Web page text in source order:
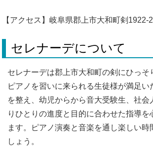
【アクセス】岐阜県郡上市大和町剣1922-2
セレナーデについて
セレナーデは郡上市大和町の剣にひっそ
ピアノを習いに来られる生徒様が満足い
を整え、幼児からから音大受験生、社会
りひとりの進度と目的に合わせた指導を
ます。ピアノ演奏と音楽を通し楽しい時
しょう。